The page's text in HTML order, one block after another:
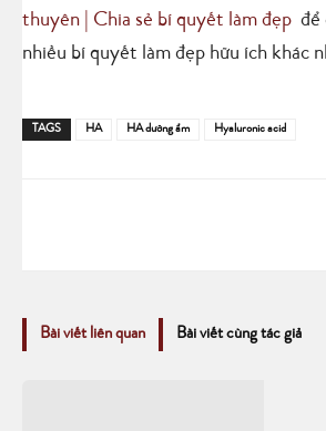
thuyên | Chia sẻ bí quyết làm đẹp để
nhiều bí quyết làm đẹp hữu ích khác
TAGS HA HA dưỡng ẩm Hyaluronic acid
Bài viết liên quan Bài viết cùng tác giả